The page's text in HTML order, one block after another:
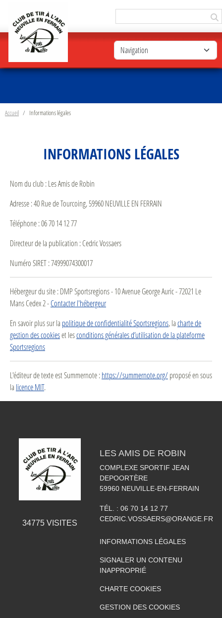
Accueil Informations légales
INFORMATIONS LÉGALES
Nom du club : Les Amis de Robin
Adresse : 40 Rue de Tourcoing, 59960 NEUVILLE EN FERRAIN
Téléphone : 06 70 14 12 77
Directeur de la publication : Cedric Vossaers
Numéro SIRET : 74999074300017
Hébergeur du site : DMP Sportsregions - 10 Avenue George Auric - 72021 Le
Mans Cedex 2 -Contacter l'hébergeur
En savoir plus sur la politique de confidentialité Sportsregions, lacharte de
gestion des cookieset lesconditions générales d’utilisation de la plateforme
Sportsregions
L'éditeur de texte est Summernote :https://summernote.org/proposé en sous
la licence MIT.
34775VISITES
LES AMIS DE ROBIN
COMPLEXE SPORTIF JEAN
DEPOORTÈRE
59960 NEUVILLE-EN-FERRAIN
TÉL. : 06 70 14 12 77
CEDRIC.VOSSAERS@ORANGE.FR
INFORMATIONS LÉGALES
SIGNALER UN CONTENU
INAPPROPRIÉ
CHARTE COOKIES
GESTION DES COOKIES